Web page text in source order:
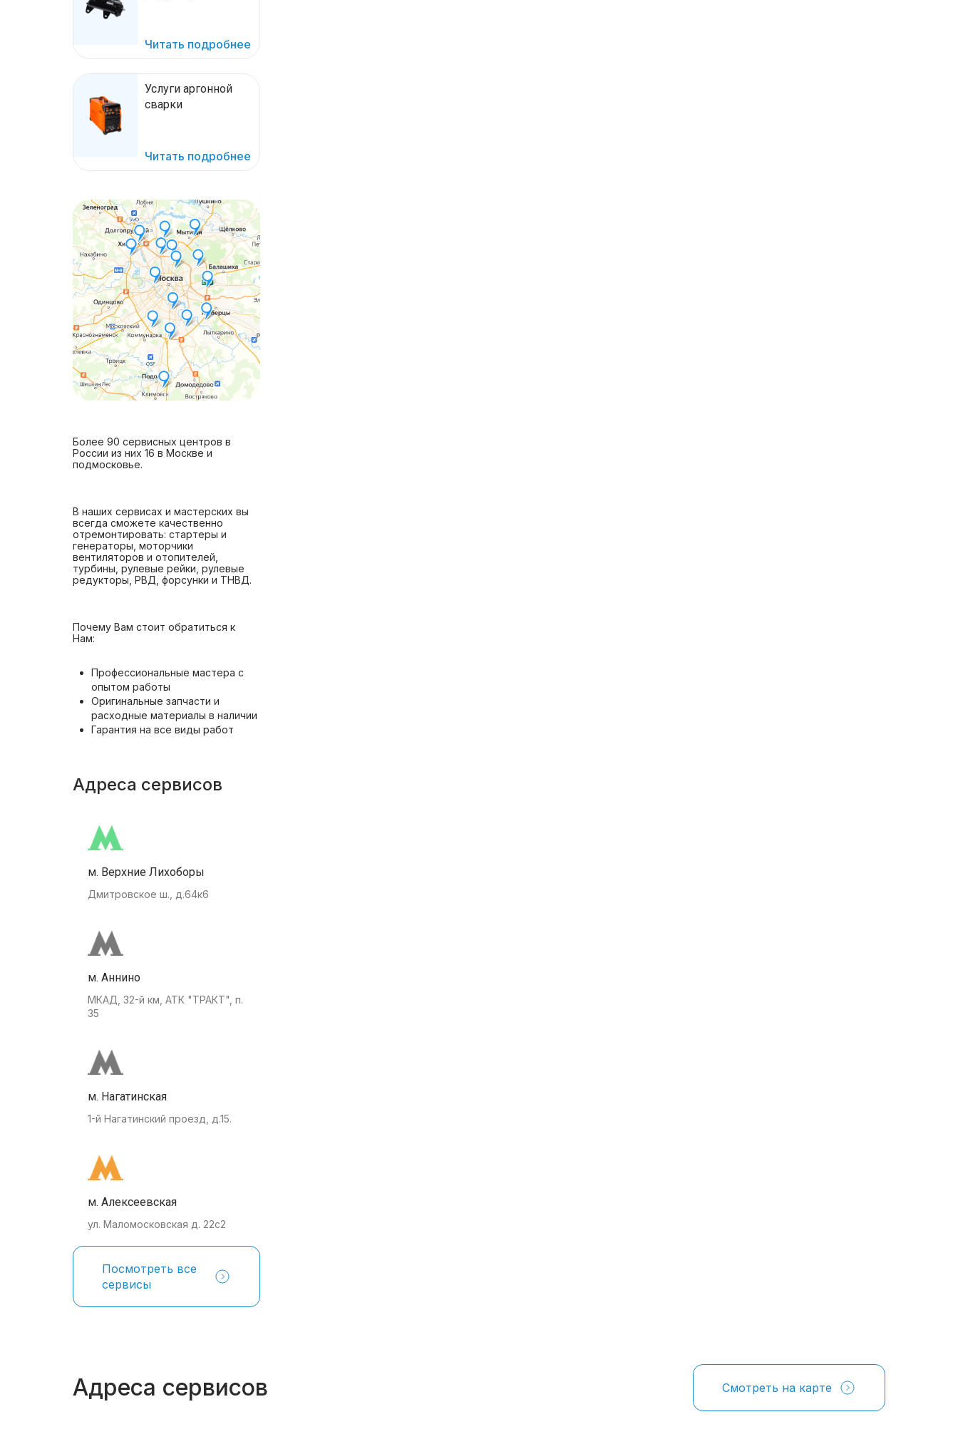
Читать подробнее
Услуги аргонной
сварки
Читать подробнее
Более 90 сервисных центров в
России из них 16 в Москве и
подмосковье.
В наших сервисах и мастерских вы
всегда сможете качественно
отремонтировать: стартеры и
генераторы, моторчики
вентиляторов и отопителей,
турбины, рулевые рейки, рулевые
редукторы, РВД, форсунки и ТНВД.
Почему Вам стоит обратиться к
Нам:
Профессиональные мастера с
опытом работы
Оригинальные запчасти и
расходные материалы в наличии
Гарантия на все виды работ
Адреса сервисов
м. Верхние Лихоборы
Дмитровское ш., д.64к6
м. Аннино
МКАД, 32-й км, АТК "ТРАКТ", п.
35
м. Нагатинская
1-й Нагатинский проезд, д.15.
м. Алексеевская
ул. Маломосковская д. 22с2
Посмотреть все
сервисы
Адреса сервисов Смотреть на карте